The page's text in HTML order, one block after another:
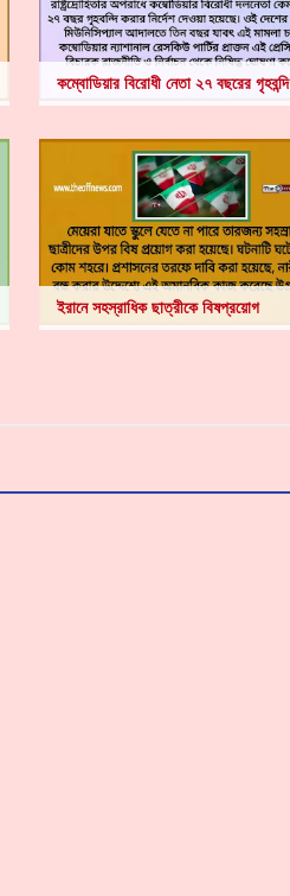
কম্বোডিয়ার বিরোধী নেতা ২৭ বছরের গৃহবন্দি
ইরানে সহস্রাধিক ছাত্রীকে বিষপ্রয়োগ